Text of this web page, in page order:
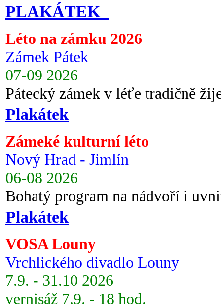
PLAKÁTEK
Léto na zámku 2026
Zámek Pátek
07-09 2026
Pátecký zámek v léťe tradičně
Plakátek
Zámeké kulturní léto
Nový Hrad - Jimlín
06-08 2026
Bohatý program na nádvoří i
Plakátek
VOSA Louny
Vrchlického divadlo Louny
7.9. - 31.10 2026
vernisáž 7.9. - 18 hod.